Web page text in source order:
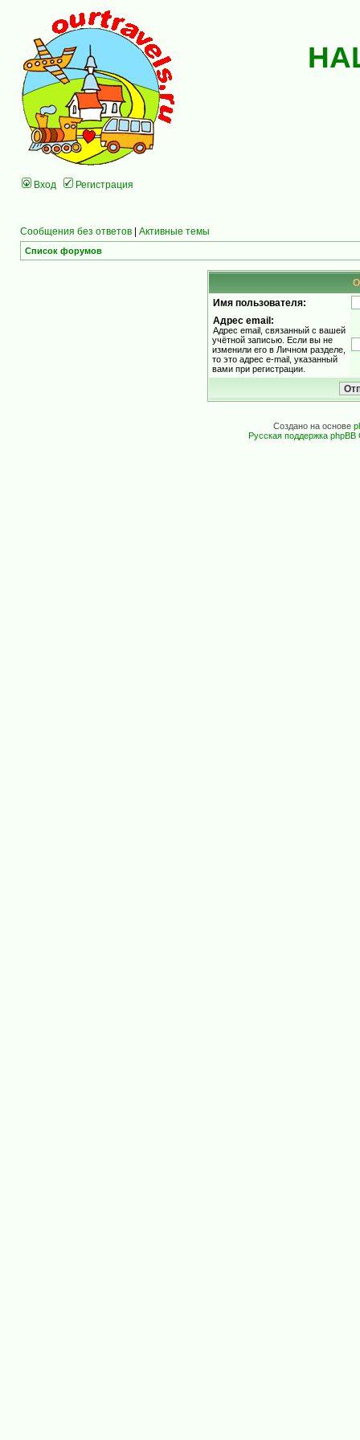
Вход Регистрация
Сообщения без ответов | Активные темы
Список форумов
Имя пользователя:
Адрес email:
Адрес email, связанный с вашей
учётной записью. Если вы не
изменили его в Личном разделе,
то это адрес e-mail, указанный
вами при регистрации.
Создано на основе
Русская поддержка phpBB